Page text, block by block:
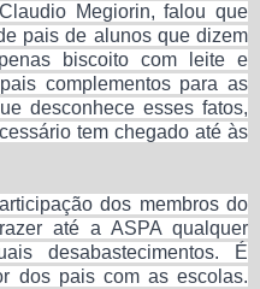
Megiorin, falou que
pais de alunos que dizem
biscoito com leite e
complementos para as
desconhece esses fatos,
tem chegado até às
dos membros do
até a ASPA qualquer
desabastecimentos. É
dos pais com as escolas.